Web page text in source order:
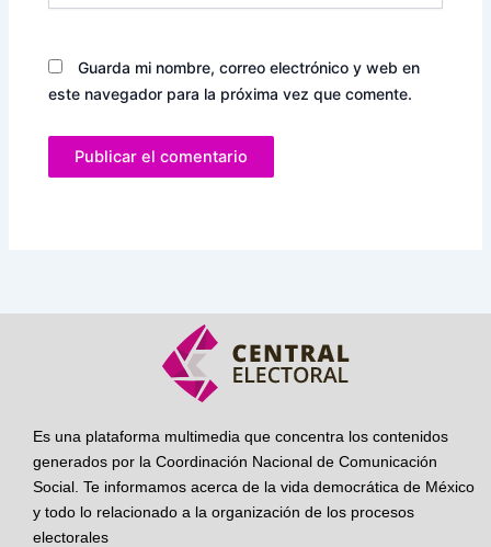
Guarda mi nombre, correo electrónico y web en
este navegador para la próxima vez que comente.
Es una plataforma multimedia que concentra los contenidos
generados por la Coordinación Nacional de Comunicación
Social. Te informamos acerca de la vida democrática de México
y todo lo relacionado a la organización de los procesos
electorales